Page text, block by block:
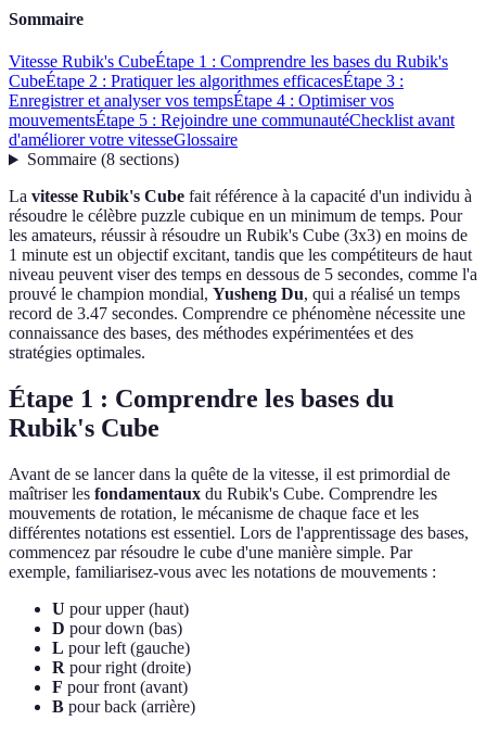
Sommaire
Vitesse Rubik's CubeÉtape 1 : Comprendre les bases du Rubik's
CubeÉtape 2 : Pratiquer les algorithmes efficacesÉtape 3 :
Enregistrer et analyser vos tempsÉtape 4 : Optimiser vos
mouvementsÉtape 5 : Rejoindre une communautéChecklist avant
d'améliorer votre vitesseGlossaire
Sommaire(8 sections)
La vitesse Rubik's Cube fait référence à la capacité d'un individu à
résoudre le célèbre puzzle cubique en un minimum de temps. Pour
les amateurs, réussir à résoudre un Rubik's Cube (3x3) en moins de
1 minute est un objectif excitant, tandis que les compétiteurs de haut
niveau peuvent viser des temps en dessous de 5 secondes, comme l'a
prouvé le champion mondial, Yusheng Du, qui a réalisé un temps
record de 3.47 secondes. Comprendre ce phénomène nécessite une
connaissance des bases, des méthodes expérimentées et des
stratégies optimales.
Étape 1 : Comprendre les bases du
Rubik's Cube
Avant de se lancer dans la quête de la vitesse, il est primordial de
maîtriser les fondamentaux du Rubik's Cube. Comprendre les
mouvements de rotation, le mécanisme de chaque face et les
différentes notations est essentiel. Lors de l'apprentissage des bases,
commencez par résoudre le cube d'une manière simple. Par
exemple, familiarisez-vous avec les notations de mouvements :
U pour upper (haut)
D pour down (bas)
L pour left (gauche)
R pour right (droite)
F pour front (avant)
B pour back (arrière)